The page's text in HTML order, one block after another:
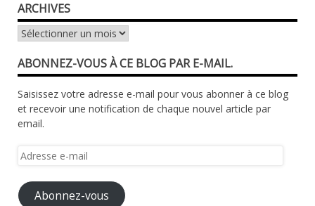
ARCHIVES
Archives
ABONNEZ-VOUS À CE BLOG PAR E-MAIL.
Saisissez votre adresse e-mail pour vous abonner à ce blog
et recevoir une notification de chaque nouvel article par
email.
Adresse
mail
Abonnez-vous